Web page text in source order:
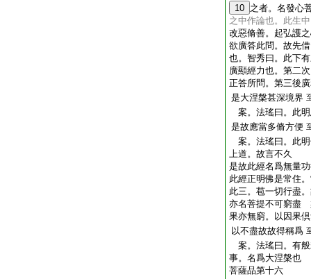
10 之者。名發心
之中作論也。此生
改惡脩善。起弘護
欲廣答此問。故先
也。智秀曰。此下
廣顯經力也。第二
正答所問。第三後
是大涅槃甚深境界
案。法瑤曰。此
是故應當多脩方便
案。法瑤曰。此
上道。故言不久
是故此經名爲無量
此經正明佛是常住
此三。苞一切行盡
亦名菩提不可窮盡
果亦無窮。以因果
以不盡故故得稱爲
案。法瑤曰。有
事。名爲大涅槃也
菩薩品第十六